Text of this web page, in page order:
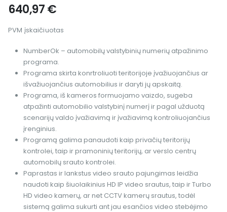
640,97€
PVM įskaičiuotas
NumberOk – automobilų valstybinių numerių atpažinimo
programa.
Programa skirta konrtroliuoti teritorijoje įvažiuojančius ar
išvažiuojančius automobilius ir daryti jų apskaitą.
Programa, iš kameros formuojamo vaizdo, sugeba
atpažinti automobilio valstybinį numerį ir pagal užduotą
scenarijų valdo įvažiavimą ir įvažiavimą kontroliuojančius
įrenginius.
Programą galima panaudoti kaip privačių teritorijų
kontrolei, taip ir pramoninių teritorijų, ar verslo centrų
automobilų srauto kontrolei.
Paprastas ir lankstus video srauto pajungimas leidžia
naudoti kaip šiuolaikinius HD IP video srautus, taip ir Turbo
HD video kamerų, ar net CCTV kamerų srautus, todėl
sistemą galima sukurti ant jau esančios video stebėjimo